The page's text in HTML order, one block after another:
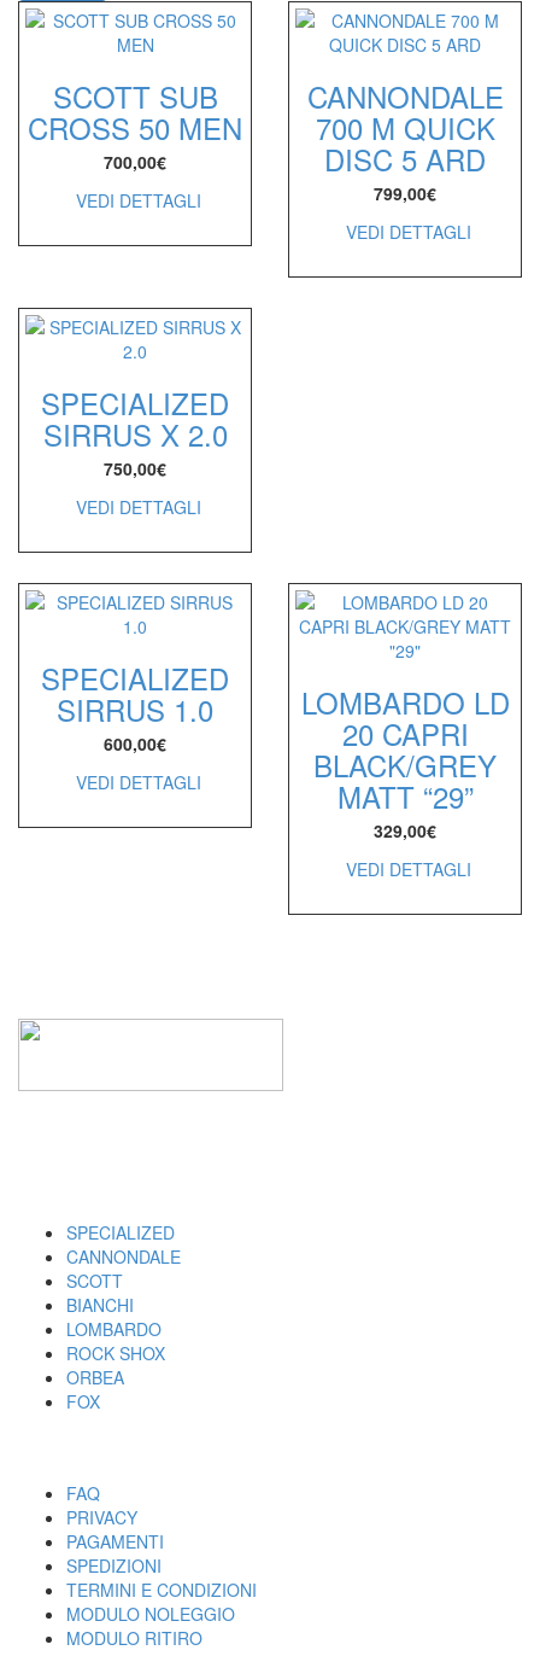
SCOTT SUB
CROSS 50 MEN
700,00€
VEDI DETTAGLI
CANNONDALE
700 M QUICK
DISC 5 ARD
799,00€
VEDI DETTAGLI
SPECIALIZED
SIRRUS X 2.0
750,00€
VEDI DETTAGLI
SPECIALIZED
SIRRUS 1.0
600,00€
VEDI DETTAGLI
LOMBARDO LD
20 CAPRI
BLACK/GREY
MATT “29”
329,00€
VEDI DETTAGLI
SPECIALIZED
CANNONDALE
SCOTT
BIANCHI
LOMBARDO
ROCK SHOX
ORBEA
FOX
FAQ
PRIVACY
PAGAMENTI
SPEDIZIONI
TERMINI E CONDIZIONI
MODULO NOLEGGIO
MODULO RITIRO